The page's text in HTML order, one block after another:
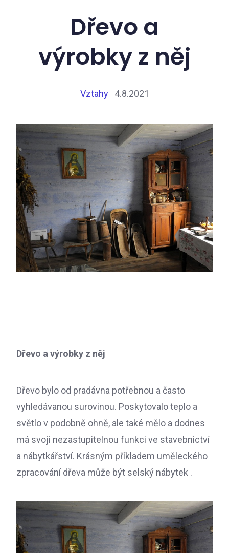
Dřevo a
výrobky z něj
Vztahy 4.8.2021
Dřevo a výrobky z něj
Dřevo bylo od pradávna potřebnou a často
vyhledávanou surovinou. Poskytovalo teplo a
světlo v podobně ohně, ale také mělo a dodnes
má svoji nezastupitelnou funkci ve stavebnictví
a nábytkářství. Krásným příkladem uměleckého
zpracování dřeva může být selský nábytek .